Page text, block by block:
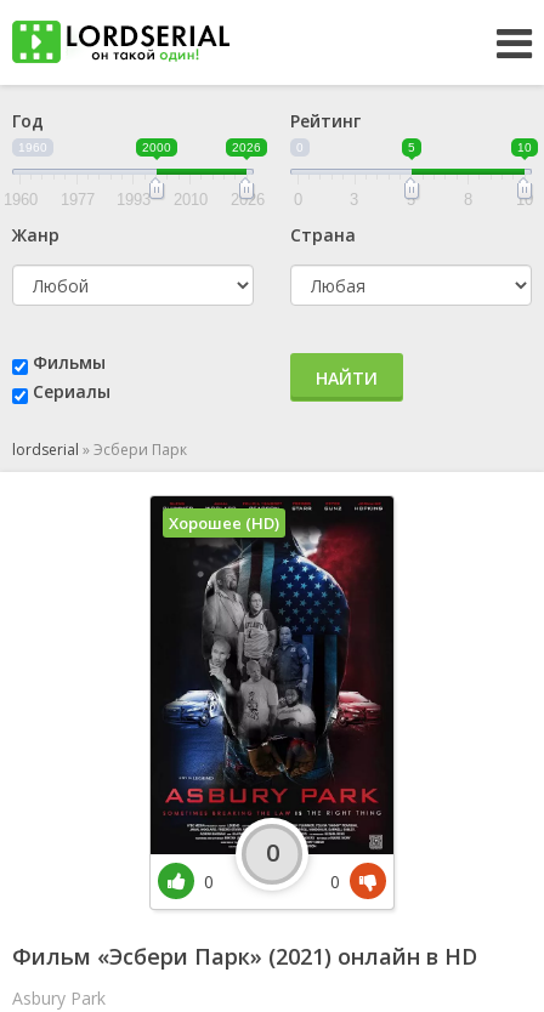
Год
1960 2000 2026
1960 1977 1993 2010 2026
Рейтинг
0 5 10
0 3 5 8 10
Жанр Страна
Фильмы
Сериалы
НАЙТИ
lordserial »Эсбери Парк
Фильм «Эсбери Парк» (2021) онлайн в HD
Asbury Park
Хорошее (HD)
0
0
0